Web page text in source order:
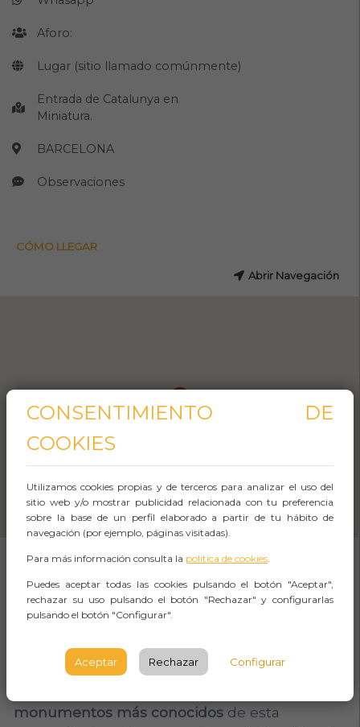
SOBRE EL EVENTO
de maquetas a escala 1:25 y 1:33en el que
monumentos más conocidosde esta
Aforo:
Lugar (sitio llamado comúnmente)
Entrada de Catalunya en
Miniatura.
BARCELONA
Observaciones
CÓMO LLEGAR
Abrir Navegación
CONSENTIMIENTO DE
COOKIES
Utilizamos cookies propias y de terceros para analizar el uso del
sitio web y/o mostrar publicidad relacionada con tu preferencia
sobre la base de un perfil elaborado a partir de tu hábito de
navegación (por ejemplo, páginas visitadas).
Para más información consulta la política de cookies.
Puedes aceptar todas las cookies pulsando el botón "Aceptar",
rechazar su uso pulsando el botón "Rechazar" y configurarlas
pulsando el botón "Configurar".
Aceptar Rechazar Configurar